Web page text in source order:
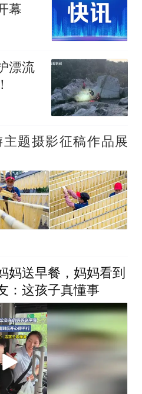
幕
漂流
题摄影征稿作品展
妈送早餐，妈妈看到
：这孩子真懂事